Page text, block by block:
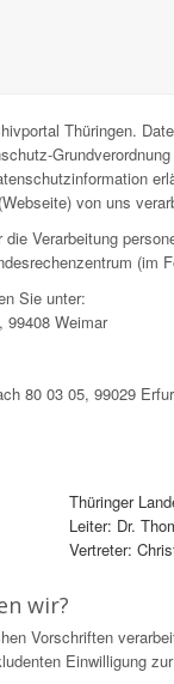
Thüringen.
von uns
Verarbeitung
(im
Sie unter:
99408 Weimar
80 03 05, 99029
Thüringer
Leiter: Dr.
Vertreter:
wir?
Vorschriften
Einwilligung